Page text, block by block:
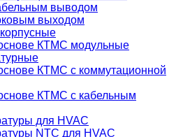
выводом
выходом
КТМС модульные
КТМС с коммутационной
КТМС с кабельным
для HVAC
NTC для HVAC